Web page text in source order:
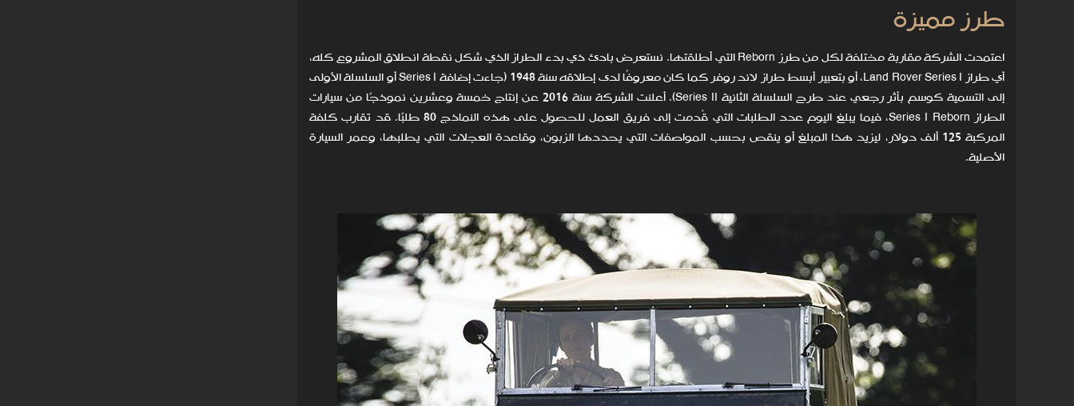
طرز مميزة
اعتمدت الشركة مقاربة مختلفة لكل من طرز Reborn التي أطلقتها. نستعرض بادئ ذي بدء الطراز الذي شكل نقطة انطلاق المشروع كله،
أي طراز Land Rover Series I، أو بتعبير أبسط طراز لاند روفر كما كان معروفًا لدى إطلاقه سنة 1948 (جاءت إضافة Series I أو السلسلة الأولى
إلى التسمية كوسم بأثر رجعي عند طرح السلسلة الثانية Series II). أعلنت الشركة سنة 2016 عن إنتاج خمسة وعشرين نموذجًا من سيارات
الطراز Series I Reborn، فيما يبلغ اليوم عدد الطلبات التي قُدمت إلى فريق العمل للحصول على هذه النماذج 80 طلبًا. قد تقارب كلفة
المركبة 125 ألف دولار، ليزيد هذا المبلغ أو ينقص بحسب المواصفات التي يحددها الزبون، وقاعدة العجلات التي يطلبها، وعمر السيارة
الأصلية.